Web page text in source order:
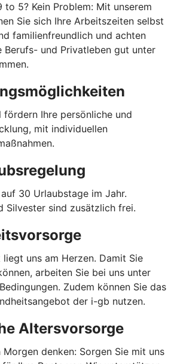
to 5? Kein Problem: Mit unserem
Sie sich Ihre Arbeitszeiten selbst
familienfreundlich und achten
Berufs- und Privatleben gut unter
fördern Ihre persönliche und
mit individuellen
30 Urlaubstage im Jahr.
Silvester sind zusätzlich frei.
liegt uns am Herzen. Damit Sie
arbeiten Sie bei uns unter
Zudem können Sie das
der i-gb nutzen.
Altersvorsorge
Morgen denken: Sorgen Sie mit uns